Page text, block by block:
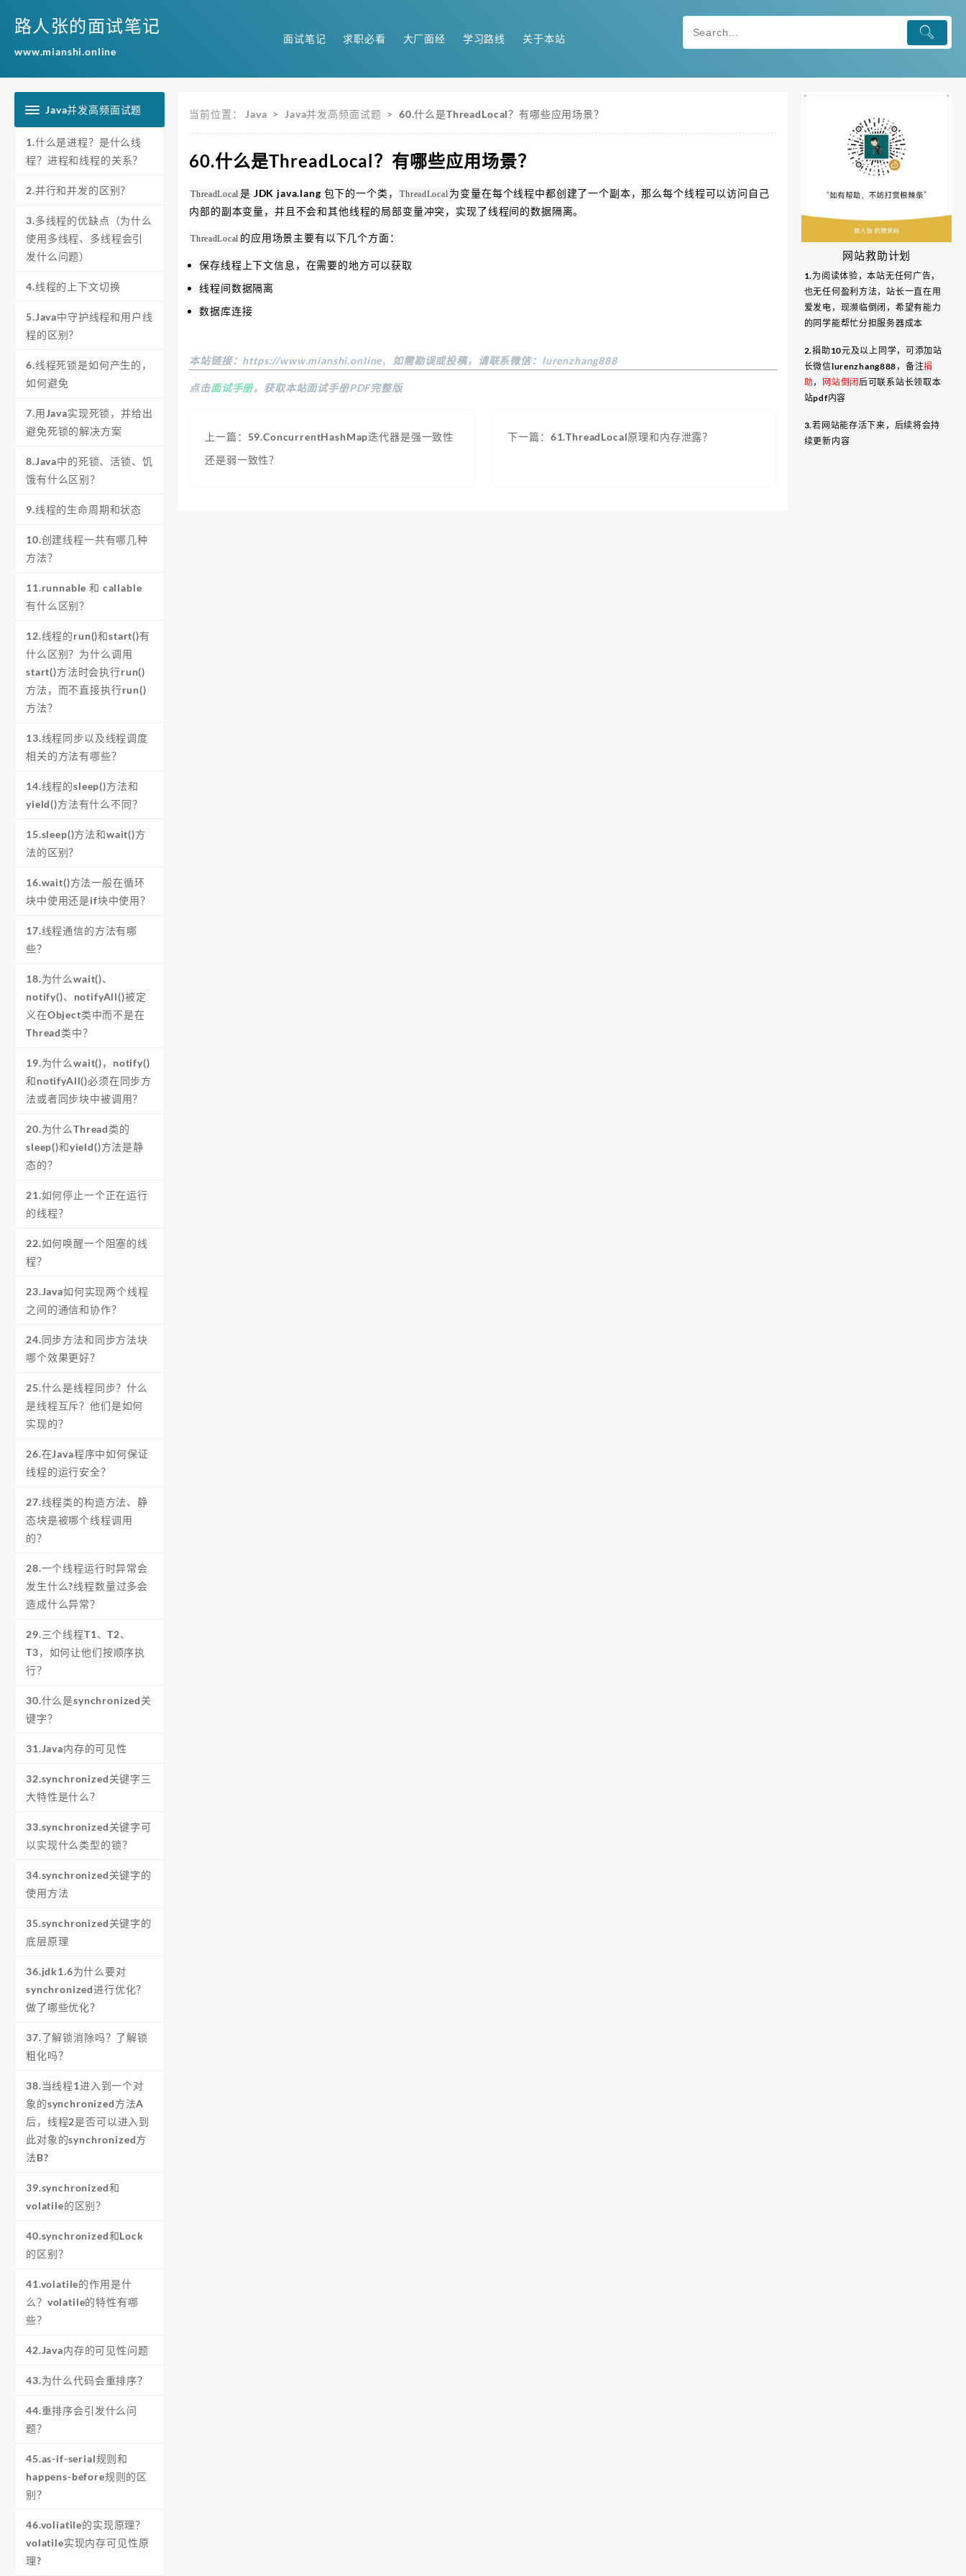
路人张的面试笔记
www.mianshi.online
面试笔记 求职必看 大厂面经 学习路线 关于本站
网站救助计划
1.为阅读体验，本站无任何广告，
也无任何盈利方法，站长一直在用
爱发电，现濒临倒闭，希望有能力
的同学能帮忙分担服务器成本
2.捐助10元及以上同学，可添加站
长微信lurenzhang888，备注捐
助， 网站倒闭 后可联系站长领取本
站pdf内容
3.若网站能存活下来，后续将会持
续更新内容
当前位置： Java > Java并发高频面试题 > 60.什么是ThreadLocal？有哪些应用场景？
60.什么是ThreadLocal？有哪些应用场景？
ThreadLocal 是 JDK java.lang 包下的一个类， ThreadLocal 为变量在每个线程中都创建了一个副本，那么每个线程可以访问自己
内部的副本变量，并且不会和其他线程的局部变量冲突，实现了线程间的数据隔离。
ThreadLocal 的应用场景主要有以下几个方面：
保存线程上下文信息，在需要的地方可以获取
线程间数据隔离
数据库连接
本站链接： https://www.mianshi.online， 如需勘误或投稿，请联系微信：lurenzhang888
点击面试手册，获取本站面试手册PDF完整版
上一篇：59.ConcurrentHashMap迭代器是强一致性
还是弱一致性？
下一篇：61.ThreadLocal原理和内存泄露？
Java并发高频面试题
1.什么是进程？是什么线
程？进程和线程的关系？
2.并行和并发的区别？
3.多线程的优缺点（为什么
使用多线程、多线程会引
发什么问题）
4.线程的上下文切换
5.Java中守护线程和用户线
程的区别？
6.线程死锁是如何产生的，
如何避免
7.用Java实现死锁，并给出
避免死锁的解决方案
8.Java中的死锁、活锁、饥
饿有什么区别？
9.线程的生命周期和状态
10.创建线程一共有哪几种
方法？
11.runnable 和 callable
有什么区别？
12.线程的run()和start()有
什么区别？为什么调用
start()方法时会执行run()
方法，而不直接执行run()
方法？
13.线程同步以及线程调度
相关的方法有哪些？
14.线程的sleep()方法和
yield()方法有什么不同？
15.sleep()方法和wait()方
法的区别？
16.wait()方法一般在循环
块中使用还是if块中使用？
17.线程通信的方法有哪
些？
18.为什么wait()、
notify()、notifyAll()被定
义在Object类中而不是在
Thread类中？
19.为什么wait()，notify()
和notifyAll()必须在同步方
法或者同步块中被调用？
20.为什么Thread类的
sleep()和yield()方法是静
态的？
21.如何停止一个正在运行
的线程？
22.如何唤醒一个阻塞的线
程？
23.Java如何实现两个线程
之间的通信和协作？
24.同步方法和同步方法块
哪个效果更好？
25.什么是线程同步？什么
是线程互斥？他们是如何
实现的？
26.在Java程序中如何保证
线程的运行安全？
27.线程类的构造方法、静
态块是被哪个线程调用
的？
28.一个线程运行时异常会
发生什么?线程数量过多会
造成什么异常？
29.三个线程T1、T2、
T3，如何让他们按顺序执
行？
30.什么是synchronized关
键字？
31.Java内存的可见性
32.synchronized关键字三
大特性是什么？
33.synchronized关键字可
以实现什么类型的锁？
34.synchronized关键字的
使用方法
35.synchronized关键字的
底层原理
36.jdk1.6为什么要对
synchronized进行优化？
做了哪些优化？
37.了解锁消除吗？了解锁
粗化吗？
38.当线程1进入到一个对
象的synchronized方法A
后，线程2是否可以进入到
此对象的synchronized方
法B?
39.synchronized和
volatile的区别？
40.synchronized和Lock
的区别？
41.volatile的作用是什
么？volatile的特性有哪
些？
42.Java内存的可见性问题
43.为什么代码会重排序？
44.重排序会引发什么问
题？
45.as-if-serial规则和
happens-before规则的区
别？
46.voliatile的实现原理？
volatile实现内存可见性原
理?